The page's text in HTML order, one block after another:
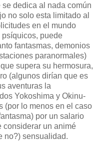
dedica al nada común
no solo esta limitado al
en el mundo
psíquicos, puede
fantasmas, demonios
paranormales)
supera su hermosura,
(algunos dirían que es
aventuras la
Yokoshima y Okinu-
(por lo menos en el caso
por un salario
considerar un animé
no?) sensualidad.